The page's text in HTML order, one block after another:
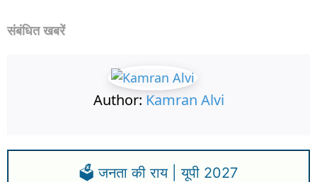
संबंधित खबरें
Author: Kamran Alvi
🗳️ जनता की राय | यूपी 2027